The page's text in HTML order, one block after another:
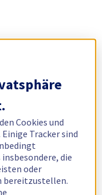
Cookies und
Tracker sind
die
oder
bereitzustellen.